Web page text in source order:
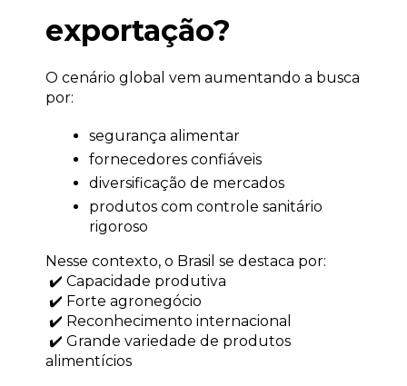
exportação?
O cenário global vem aumentando a busca
por:
segurança alimentar
fornecedores confiáveis
diversificação de mercados
produtos com controle sanitário
rigoroso
Nesse contexto, o Brasil se destaca por:
✔️ Capacidade produtiva
✔️ Forte agronegócio
✔️ Reconhecimento internacional
alimentícios